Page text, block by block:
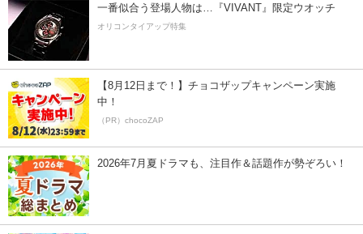
一番似合う登場人物は…『VIVANT』限定ウオッチ
オリコンタイアップ特集
【8月12日まで！】チョコザップキャンペーン実施
中！
（PR）chocoZAP
2026年7月夏ドラマも、注目作＆話題作が勢ぞろい！